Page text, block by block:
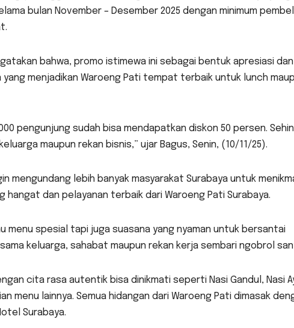
bulan November – Desember 2025 dengan minimum
bahwa, promo istimewa ini sebagai bentuk apresiasi dan
menjadikan Waroeng Pati tempat terbaik untuk lunch
pengunjung sudah bisa mendapatkan diskon 50 persen.
maupun rekan bisnis,” ujar Bagus, Senin, (10/11/25).
mengundang lebih banyak masyarakat Surabaya untuk
hangat dan pelayanan terbaik dari Waroeng Pati Surabaya.
menu spesial tapi juga suasana yang nyaman untuk bersantai
keluarga, sahabat maupun rekan kerja sembari ngobrol
cita rasa autentik bisa dinikmati seperti Nasi Gandul, Nasi
menu lainnya. Semua hidangan dari Waroeng Pati dimasak
Surabaya.